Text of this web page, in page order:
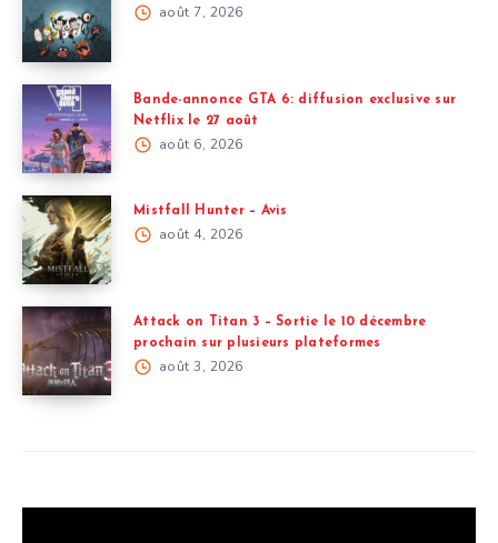
août 7, 2026
Bande-annonce GTA 6: diffusion exclusive sur
Netflix le 27 août
août 6, 2026
Mistfall Hunter – Avis
août 4, 2026
Attack on Titan 3 – Sortie le 10 décembre
prochain sur plusieurs plateformes
août 3, 2026